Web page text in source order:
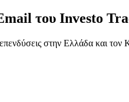
του Investo
στην Ελλάδα και